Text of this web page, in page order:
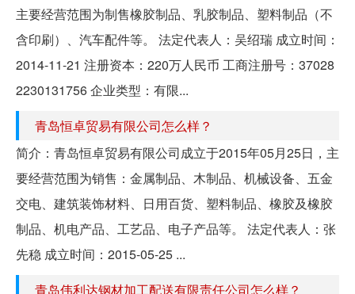
主要经营范围为制售橡胶制品、乳胶制品、塑料制品（不
含印刷）、汽车配件等。 法定代表人：吴绍瑞 成立时间：
2014-11-21 注册资本：220万人民币 工商注册号：37028
2230131756 企业类型：有限...
青岛恒卓贸易有限公司怎么样？
简介：青岛恒卓贸易有限公司成立于2015年05月25日，主
要经营范围为销售：金属制品、木制品、机械设备、五金
交电、建筑装饰材料、日用百货、塑料制品、橡胶及橡胶
制品、机电产品、工艺品、电子产品等。 法定代表人：张
先稳 成立时间：2015-05-25 ...
青岛伟利达钢材加工配送有限责任公司怎么样？